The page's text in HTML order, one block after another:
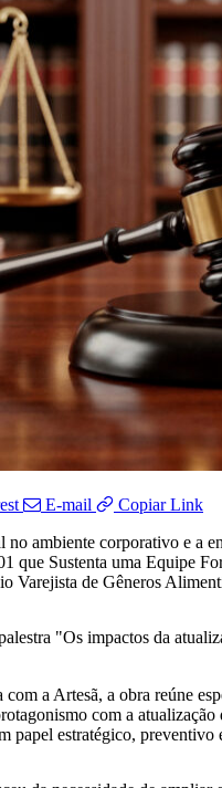
E-mail
Copiar Link
no ambiente corporativo e
Sustenta uma Equipe
Varejista de Gêneros
"Os impactos da
a Artesã, a obra reúne
com a
papel estratégico,